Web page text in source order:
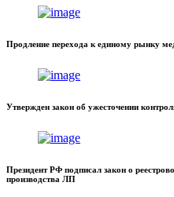
Продление перехода к единому рынку
Утвержден закон об ужесточении
Президент РФ подписал закон о
производства ЛП